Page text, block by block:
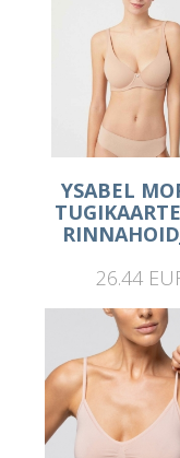
YSABEL
26.44